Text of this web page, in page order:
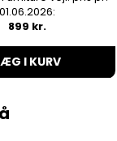
01.06.2026:
899 kr.
I KURV